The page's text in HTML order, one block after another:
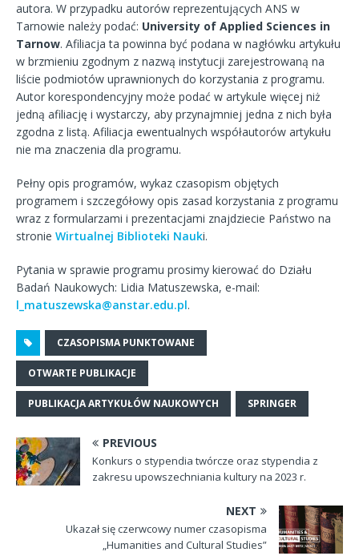
autora. W przypadku autorów reprezentujących ANS w
Tarnowie należy podać: University of Applied Sciences in
Tarnow. Afiliacja ta powinna być podana w nagłówku artykułu
w brzmieniu zgodnym z nazwą instytucji zarejestrowaną na
liście podmiotów uprawnionych do korzystania z programu.
Autor korespondencyjny może podać w artykule więcej niż
jedną afiliację i wystarczy, aby przynajmniej jedna z nich była
zgodna z listą. Afiliacja ewentualnych współautorów artykułu
nie ma znaczenia dla programu.
Pełny opis programów, wykaz czasopism objętych
programem i szczegółowy opis zasad korzystania z programu
wraz z formularzami i prezentacjami znajdziecie Państwo na
stronie Wirtualnej Biblioteki Nauki.
Pytania w sprawie programu prosimy kierować do Działu
Badań Naukowych: Lidia Matuszewska, e-mail:
l_matuszewska@anstar.edu.pl.
CZASOPISMA PUNKTOWANE
OTWARTE PUBLIKACJE
PUBLIKACJA ARTYKUŁÓW NAUKOWYCH SPRINGER
PREVIOUS
Konkurs o stypendia twórcze oraz stypendia z
zakresu upowszechniania kultury na 2023 r.
NEXT
Ukazał się czerwcowy numer czasopisma
„Humanities and Cultural Studies”